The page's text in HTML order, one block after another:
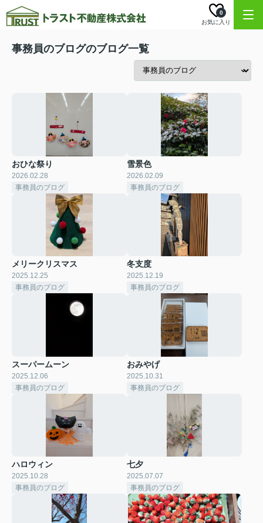
お気に入り
0
事務員のブログのブログ一覧
おひな祭り
2026.02.28
事務員のブログ
雪景色
2026.02.09
事務員のブログ
メリークリスマス
2025.12.25
事務員のブログ
冬支度
2025.12.19
事務員のブログ
スーパームーン
2025.12.06
事務員のブログ
おみやげ
2025.10.31
事務員のブログ
ハロウィン
2025.10.28
事務員のブログ
七夕
2025.07.07
事務員のブログ